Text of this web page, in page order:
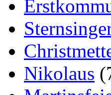
Nikolaus